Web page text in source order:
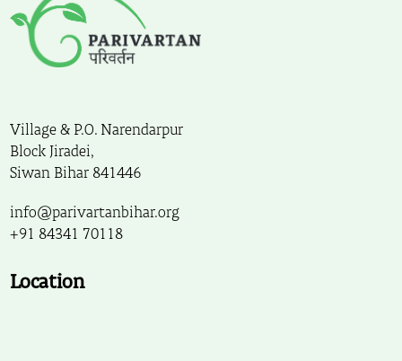
Village & P.O. Narendarpur
Block Jiradei,
Siwan Bihar 841446
info@parivartanbihar.org
+91 84341 70118
Location